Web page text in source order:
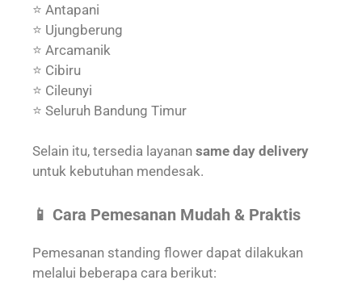
⭐ Antapani
⭐ Ujungberung
⭐ Arcamanik
⭐ Cibiru
⭐ Cileunyi
⭐ Seluruh Bandung Timur
Selain itu, tersedia layanan same day delivery
untuk kebutuhan mendesak.
📱 Cara Pemesanan Mudah & Praktis
Pemesanan standing flower dapat dilakukan
melalui beberapa cara berikut: